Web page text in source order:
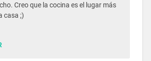
Creo que la cocina es el lugar más
casa ;)